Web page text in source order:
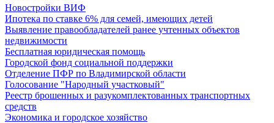
Новостройки ВИФ
Ипотека по ставке 6% для семей, имеющих детей
Выявление правообладателей ранее учтенных объектов
недвижимости
Бесплатная юридическая помощь
Городской фонд социальной поддержки
Отделение ПФР по Владимирской области
Голосование "Народный участковый"
Реестр брошенных и разукомплектованных транспортных
средств
Экономика и городское хозяйство